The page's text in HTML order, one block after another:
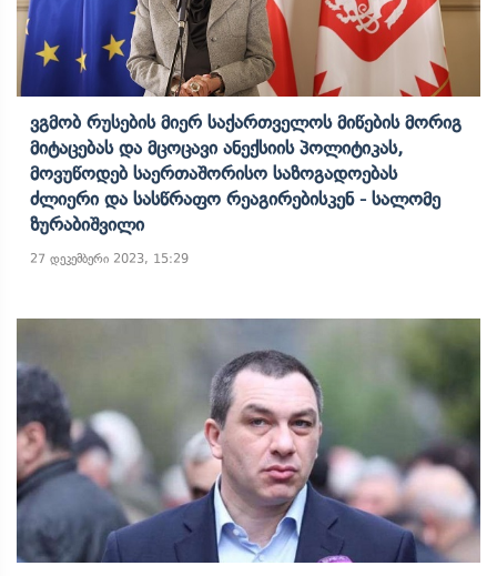
Ვგმობ Რუსების Მიერ Საქართველოს Მიწების Მორიგ
Მიტაცებას Და Მცოცავი Ანექსიის Პოლიტიკას,
Მოვუწოდებ Საერთაშორისო Საზოგადოებას
Ძლიერი Და Სასწრაფო Რეაგირებისკენ - Სალომე
Ზურაბიშვილი
27 დეკემბერი 2023, 15:29